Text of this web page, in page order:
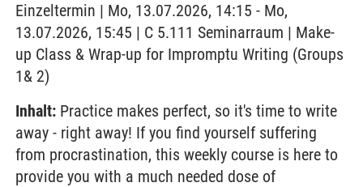
Einzeltermin | Mo, 13.07.2026, 14:15 - Mo,
13.07.2026, 15:45 | C 5.111 Seminarraum | Make-
up Class & Wrap-up for Impromptu Writing (Groups
1& 2)
Inhalt: Practice makes perfect, so it's time to write
away - right away! If you find yourself suffering
from procrastination, this weekly course is here to
provide you with a much needed dose of